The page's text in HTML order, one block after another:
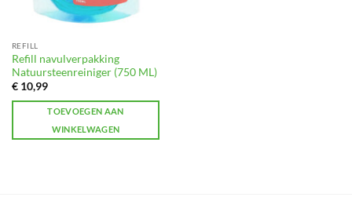
REFILL
Refill navulverpakking
Natuursteenreiniger (750 ML)
€10,99
TOEVOEGEN AAN
WINKELWAGEN